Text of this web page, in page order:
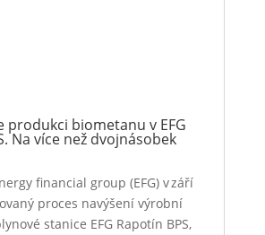
produkci biometanu v EFG
Na více než dvojnásobek
financial group (EFG) v září
proces navýšení výrobní
stanice EFG Rapotín BPS,